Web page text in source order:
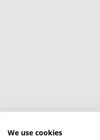
We use cookies